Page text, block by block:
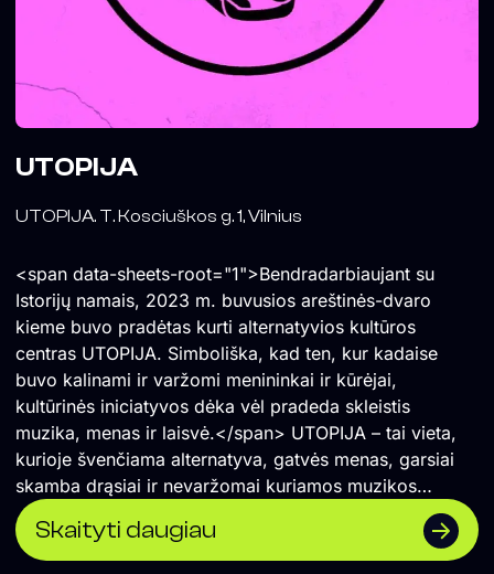
UTOPIJA
UTOPIJA. T. Kosciuškos g. 1, Vilnius
<span data-sheets-root="1">Bendradarbiaujant su
Istorijų namais, 2023 m. buvusios areštinės-dvaro
kieme buvo pradėtas kurti alternatyvios kultūros
centras UTOPIJA. Simboliška, kad ten, kur kadaise
buvo kalinami ir varžomi menininkai ir kūrėjai,
kultūrinės iniciatyvos dėka vėl pradeda skleistis
muzika, menas ir laisvė.</span> UTOPIJA – tai vieta,
kurioje švenčiama alternatyva, gatvės menas, garsiai
skamba drąsiai ir nevaržomai kuriamos muzikos
koncertai ir vakarėliai. Čia renkasi vilniečiai ir miesto
svečiai, savo vietą atranda įvairios miesto
bendruomenės. UTOPIJA palaiko maištingą miesto
Skaityti daugiau